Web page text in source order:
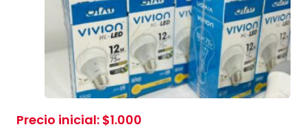
Precio inicial: $1.000